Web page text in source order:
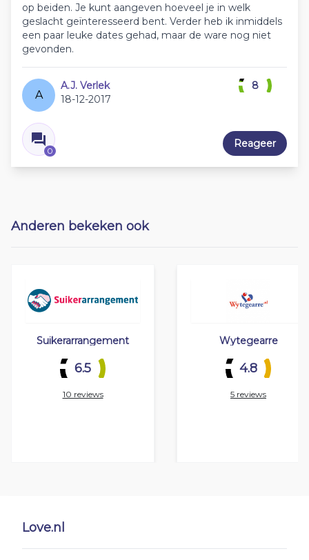
Love.nl
op beiden. Je kunt aangeven hoeveel je in welk
geslacht geïnteresseerd bent. Verder heb ik inmiddels
een paar leuke dates gehad, maar de ware nog niet
gevonden.
A
A.J. Verlek
18-12-2017
0
8
Reageer
Anderen bekeken ook
Suikerarrangement
6.5
10 reviews
Wytegearre
4.8
5 reviews